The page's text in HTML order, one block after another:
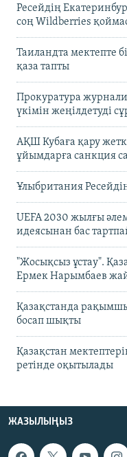
Ресейдің
соң Wildberries
Таиландта мектепте
қаза тапты
Прокуратура
үкімін жеңілдетуді
АҚШ Кубаға қару
ұйымдарға санкция
Ұлыбритания
UEFA 2030 жылғы
идеясынан бас
"Жосықсыз ұстау".
Ермек Нарымбаев
Қазақстанда
босап шықты
Қазақстан
ретінде оқытылады
ЖАЗЫЛЫҢЫЗ